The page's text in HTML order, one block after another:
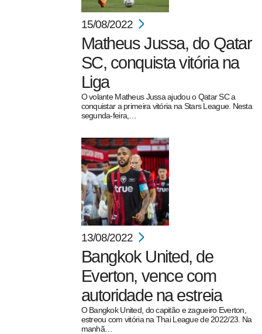
15/08/2022
Matheus Jussa, do Qatar
SC, conquista vitória na
Liga
O volante Matheus Jussa ajudou o Qatar SC a
conquistar a primeira vitória na Stars League. Nesta
segunda-feira,…
13/08/2022
Bangkok United, de
Everton, vence com
autoridade na estreia
O Bangkok United, do capitão e zagueiro Everton,
estreou com vitória na Thai League de 2022/23. Na
manhã…